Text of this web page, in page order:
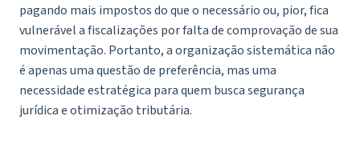
pagando mais impostos do que o necessário ou, pior, fica
vulnerável a fiscalizações por falta de comprovação de sua
movimentação. Portanto, a organização sistemática não
é apenas uma questão de preferência, mas uma
necessidade estratégica para quem busca segurança
jurídica e otimização tributária.